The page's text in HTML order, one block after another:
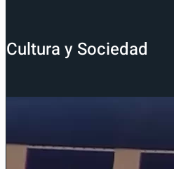
Cultura y Sociedad